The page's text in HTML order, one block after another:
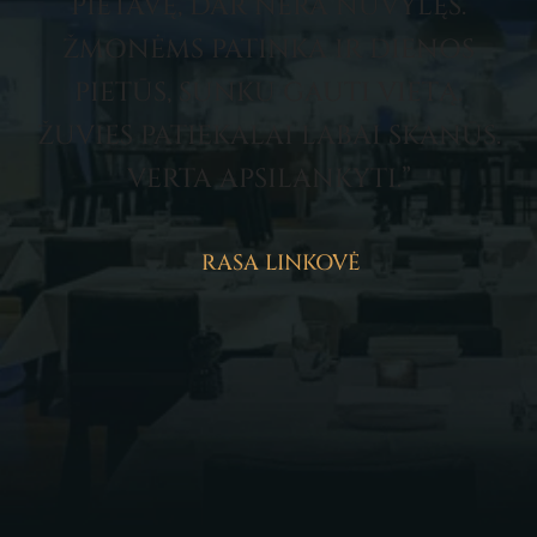
ŽMONĖMS PATINKA IR DIENOS
ŽUVIES PATIEKALAI LABAI SKANŪS.
VERTA APSILANKYTI.”
RASA LINKOVĖ